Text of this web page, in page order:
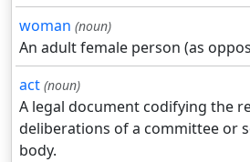
woman (noun)
An adult female person (as
act (noun)
A legal document codifying the
deliberations of a committee or
body.